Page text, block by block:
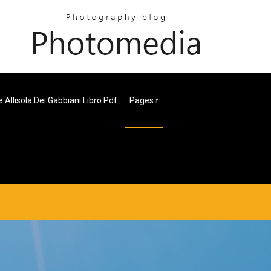
Allisola Dei Gabbiani Libro Pdf Pages